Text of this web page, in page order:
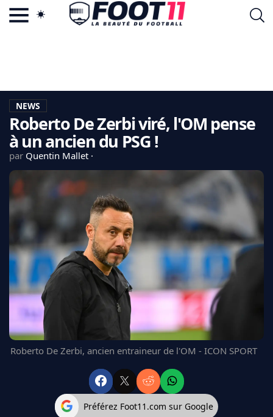
LA CHARTE
VIE PRIVÉE
CGU
CONTACTEZ-NOUS
MERCATO
CDM 2026
EDF
PSG
LIGUE 1
REAL MADRID
FC BARCELONE
MANCHESTER UNITED
CHELSEA
ARSENAL
BAYERN
NEWS
Roberto De Zerbi viré, l'OM pense
à un ancien du PSG !
par Quentin Mallet
Roberto De Zerbi, ancien entraineur de l'OM - ICON SPORT
Préférez Foot11.com sur Google